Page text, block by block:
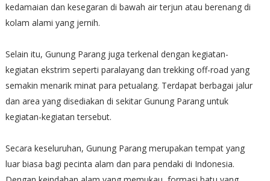
kedamaian dan kesegaran di bawah air terjun atau berenang di
kolam alami yang jernih.
Selain itu, Gunung Parang juga terkenal dengan kegiatan-
kegiatan ekstrim seperti paralayang dan trekking off-road yang
semakin menarik minat para petualang. Terdapat berbagai jalur
dan area yang disediakan di sekitar Gunung Parang untuk
kegiatan-kegiatan tersebut.
Secara keseluruhan, Gunung Parang merupakan tempat yang
luar biasa bagi pecinta alam dan para pendaki di Indonesia.